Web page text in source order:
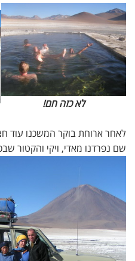
לא כזה חם!
לאחר ארוחת בוקר המשכנו עוד
שם נפרדנו מאדי, ויקי והקטור